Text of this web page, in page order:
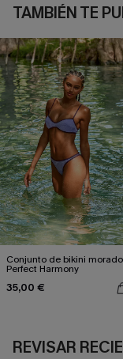
TAMBIÉN TE
Conjunto de bikini morado
Perfect Harmony
35,00 €
REVISAR